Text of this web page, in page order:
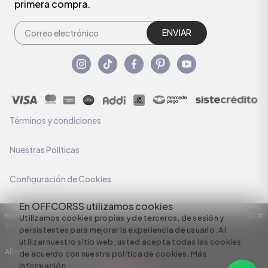
En OFFCORSS utilizamos cookies
Utilizamos cookies propias y de terceros, de sesión y
persistentes para mejorar la experiencia de usuario. Al
utilizar nuestro sitio web, usted acepta todas las cookies
de acuerdo con nuestra política de cookies. Más
información
primera compra.
ENVIAR
Términos y condiciones
Nuestras Políticas
Configuración de Cookies
Razón Social: C.I HERMECO S.A. NIT: 890924167-6 Dirección: Carrera 50 #
7 – 35
All rights reserved empowered by